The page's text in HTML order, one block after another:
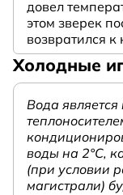
довел
этом зверек
возвратился
Холодные
Вода
воды на 2°С,
(при условии
магистрали)